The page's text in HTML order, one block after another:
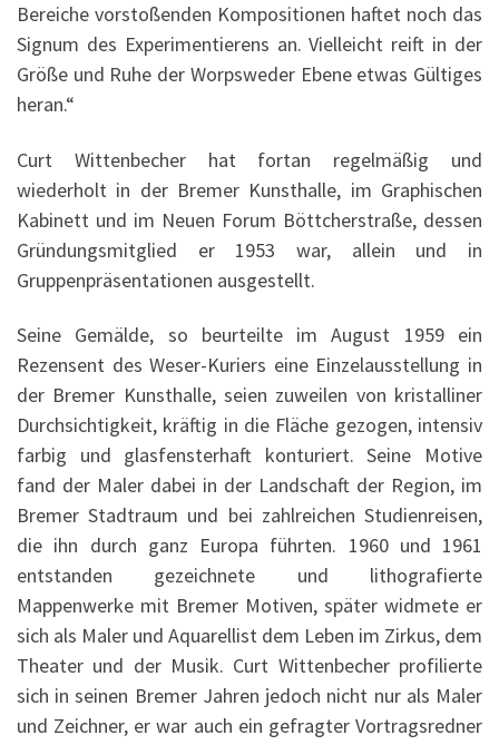
Bereiche vorstoßenden Kompositionen haftet noch das
Signum des Experimentierens an. Vielleicht reift in der
Größe und Ruhe der Worpsweder Ebene etwas Gültiges
heran.“
Curt Wittenbecher hat fortan regelmäßig und
wiederholt in der Bremer Kunsthalle, im Graphischen
Kabinett und im Neuen Forum Böttcherstraße, dessen
Gründungsmitglied er 1953 war, allein und in
Gruppenpräsentationen ausgestellt.
Seine Gemälde, so beurteilte im August 1959 ein
Rezensent des Weser-Kuriers eine Einzelausstellung in
der Bremer Kunsthalle, seien zuweilen von kristalliner
Durchsichtigkeit, kräftig in die Fläche gezogen, intensiv
farbig und glasfensterhaft konturiert. Seine Motive
fand der Maler dabei in der Landschaft der Region, im
Bremer Stadtraum und bei zahlreichen Studienreisen,
die ihn durch ganz Europa führten. 1960 und 1961
entstanden gezeichnete und lithografierte
Mappenwerke mit Bremer Motiven, später widmete er
sich als Maler und Aquarellist dem Leben im Zirkus, dem
Theater und der Musik. Curt Wittenbecher profilierte
sich in seinen Bremer Jahren jedoch nicht nur als Maler
und Zeichner, er war auch ein gefragter Vortragsredner